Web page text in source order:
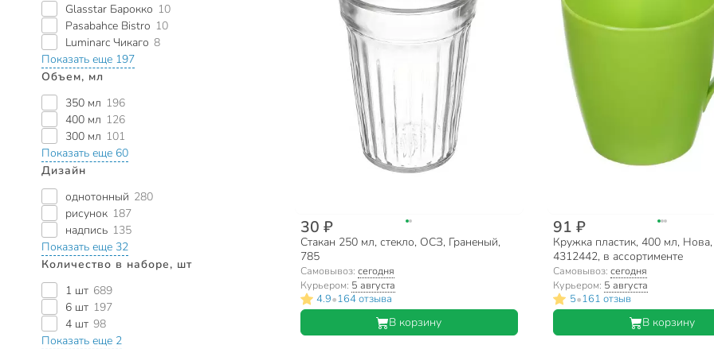
Glasstar Барокко 10
Pasabahce Bistro 10
Luminarc Чикаго 8
Показать еще 197
Объем, мл
350 мл 196
400 мл 126
300 мл 101
Показать еще 60
Дизайн
однотонный 280
рисунок 187
надпись 135
Показать еще 32
Количество в наборе, шт
1 шт 689
6 шт 197
4 шт 98
Показать еще 2
30 ₽
Стакан 250 мл, стекло, ОСЗ, Граненый,
785
Самовывоз: сегодня
Курьером: 5 августа
4.9•164 отзыва
В корзину
91 ₽
Кружка пластик, 400 мл,
4312442, в ассортименте
Самовывоз: сегодня
Курьером: 5 августа
5•161 отзыв
В корзину